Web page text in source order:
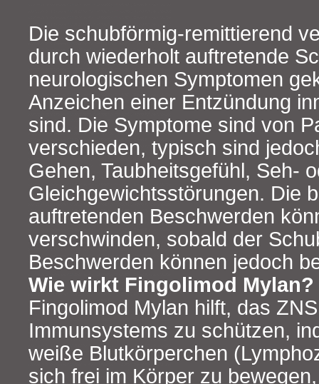
Die schubförmig-remittierend
durch wiederholt auftretende
neurologischen Symptomen
Anzeichen einer Entzündung
sind. Die Symptome sind von
verschieden, typisch sind
Gehen, Taubheitsgefühl, Seh-
Gleichgewichtsstörungen. Die
auftretenden Beschwerden
verschwinden, sobald der
Beschwerden können jedoch
Wie wirkt Fingolimod Mylan?
Fingolimod Mylan hilft, das
Immunsystems zu schützen,
weiße Blutkörperchen
sich frei im Körper zu